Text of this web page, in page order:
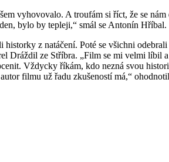
vyhovovalo. A troufám si říct, že se
bylo by tepleji,“ smál se Antonín Hříbal.
z natáčení. Poté se všichni
Dráždil ze Stříbra. „Film se mi velmi
Vždycky říkám, kdo nezná svou
filmu už řadu zkušeností má,“